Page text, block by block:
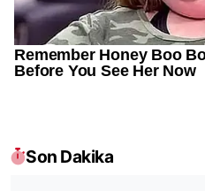
Son Dakika